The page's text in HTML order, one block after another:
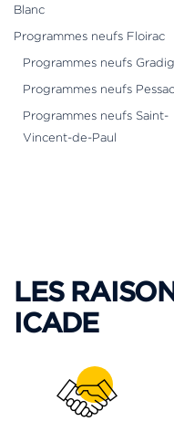
Blanc
Programmes neufs Floirac
Programmes neufs
Programmes neufs Pessac
Programmes neufs Saint-
Vincent-de-Paul
LES
ICADE